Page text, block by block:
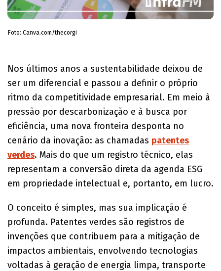
Foto: Canva.com/thecorgi
​Nos últimos anos a sustentabilidade deixou de
ser um diferencial e passou a definir o próprio
ritmo da competitividade empresarial. Em meio à
pressão por descarbonização e à busca por
eficiência, uma nova fronteira desponta no
cenário da inovação: as chamadas patentes
verdes. Mais do que um registro técnico, elas
representam a conversão direta da agenda ESG
em propriedade intelectual e, portanto, em lucro.
O conceito é simples, mas sua implicação é
profunda. Patentes verdes são registros de
invenções que contribuem para a mitigação de
impactos ambientais, envolvendo tecnologias
voltadas à geração de energia limpa, transporte